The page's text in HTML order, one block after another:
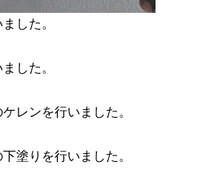
した。
した。
レンを行いました。
塗りを行いました。